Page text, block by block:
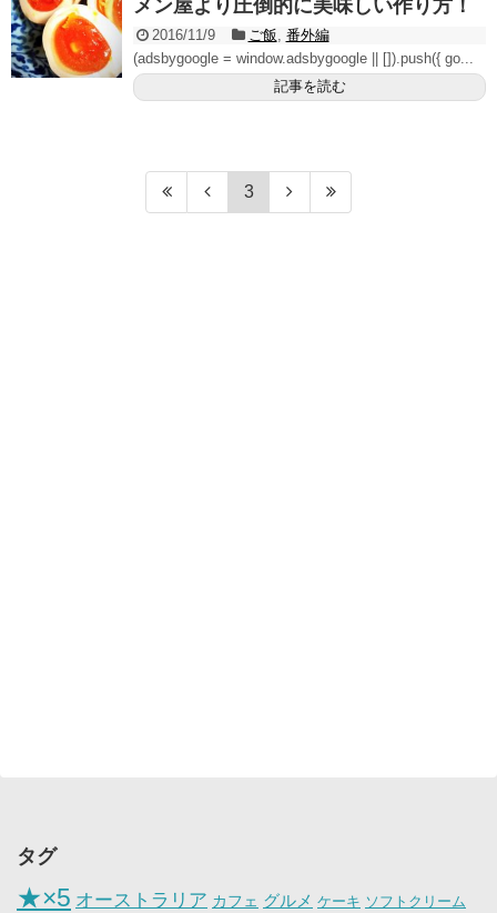
メン屋より圧倒的に美味しい作り方！
2016/11/9 ご飯, 番外編
(adsbygoogle = window.adsbygoogle || []).push({ go...
記事を読む
3
タグ
★×5 オーストラリア カフェ グルメ ケーキ ソフトクリーム